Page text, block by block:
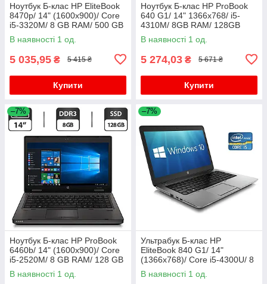
Ноутбук Б-клас HP EliteBook
8470p/ 14" (1600x900)/ Core
i5-3320M/ 8 GB RAM/ 500 GB
HDD/ HD 4000
В наявності 1 од.
5 035,95 ₴ 5 415 ₴
Купити
Ноутбук Б-клас HP ProBook
640 G1/ 14" 1366x768/ i5-
4310M/ 8GB RAM/ 128GB
SSD+750GB HDD/ HD 4600/
АКБ 0%
В наявності 1 од.
5 274,03 ₴ 5 671 ₴
Купити
–7%
Ноутбук Б-клас HP ProBook
6460b/ 14" (1600x900)/ Core
i5-2520M/ 8 GB RAM/ 128 GB
SSD/ HD Graphic 3000
В наявності 1 од.
–7%
Ультрабук Б-клас HP
EliteBook 840 G1/ 14"
(1366x768)/ Core i5-4300U/ 8
GB RAM/ 500 GB SSD/ HD
4400/ АКБ 0%
В наявності 1 од.